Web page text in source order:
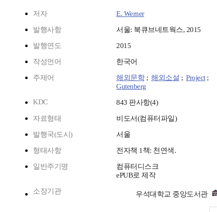
저자 E. Werner
발행사항 서울: 북큐브네트웍스, 2015
발행연도 2015
작성언어 한국어
주제어 해외문학; 해외소설 ; Project;
Gutenberg
KDC
843 판사항(4)
자료형태 비도서(컴퓨터파일)
발행국(도시) 서울
형태사항 전자책 1책: 천연색.
일반주기명
컴퓨터디스크
ePUB로 제작
소장기관 우석대학교 중앙도서관